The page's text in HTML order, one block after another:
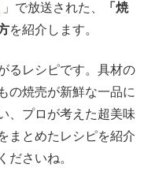
」で放送された、
「焼
を紹介します。
るレシピです。具材の
の焼売が新鮮な一品に
、プロが考えた超美味
まとめたレシピを紹介
ださいね。